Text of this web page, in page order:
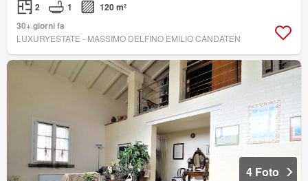
2 1
120 m²
30+ giorni fa
LUXURYESTATE - MASSIMO DELFINO EMILIO CANDATEN
4 Foto